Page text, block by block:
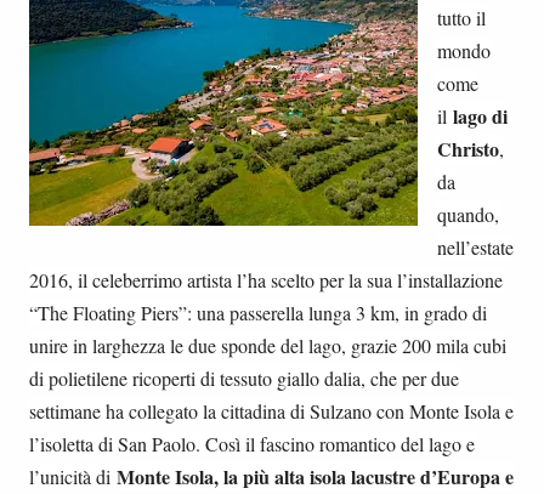
tutto il
mondo
come
il lago di
Christo,
da
quando,
nell’estate
2016, il celeberrimo artista l’ha scelto per la sua l’installazione
“The Floating Piers”: una passerella lunga 3 km, in grado di
unire in larghezza le due sponde del lago, grazie 200 mila cubi
di polietilene ricoperti di tessuto giallo dalia, che per due
settimane ha collegato la cittadina di Sulzano con Monte Isola e
l’isoletta di San Paolo. Così il fascino romantico del lago e
l’unicità di Monte Isola, la più alta isola lacustre d’Europa e